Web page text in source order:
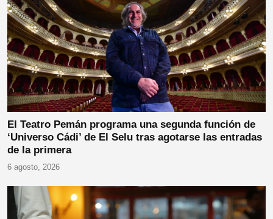
El Teatro Pemán programa una segunda función de
‘Universo Cádi’ de El Selu tras agotarse las entradas
de la primera
6 agosto, 2026